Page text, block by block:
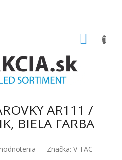
AR111 /
BIELA FARBA
Značka: V-TAC